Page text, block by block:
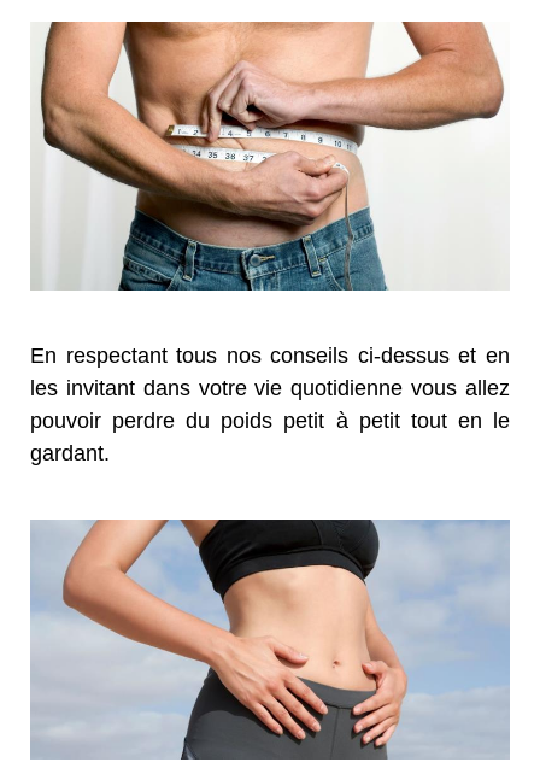
En respectant tous nos conseils ci-dessus et en
les invitant dans votre vie quotidienne vous allez
pouvoir perdre du poids petit à petit tout en le
gardant.